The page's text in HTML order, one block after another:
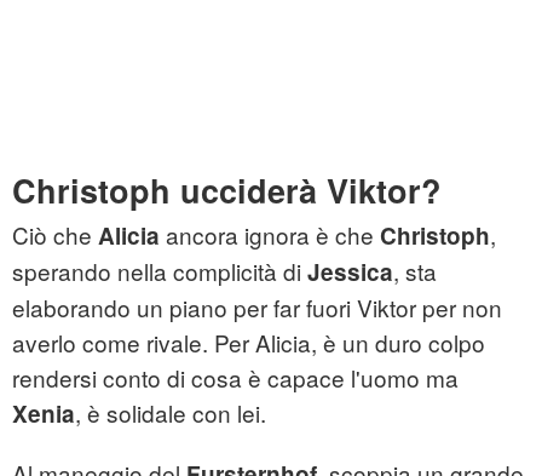
Christoph ucciderà Viktor?
Ciò che Alicia ancora ignora è che Christoph,
sperando nella complicità di Jessica, sta
elaborando un piano per far fuori Viktor per non
averlo come rivale. Per Alicia, è un duro colpo
rendersi conto di cosa è capace l'uomo ma
Xenia, è solidale con lei.